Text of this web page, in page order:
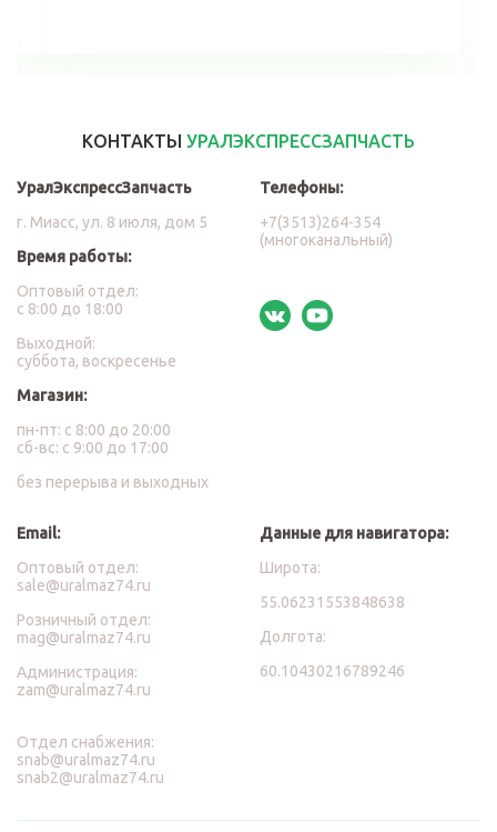
КОНТАКТЫ УРАЛЭКСПРЕССЗАПЧАСТЬ
УралЭкспрессЗапчасть
г. Миасс, ул. 8 июля, дом 5
Время работы:
Оптовый отдел:
с 8:00 до 18:00
Выходной:
суббота, воскресенье
Магазин:
пн-пт: с 8:00 до 20:00
сб-вс: с 9:00 до 17:00
без перерыва и выходных
Телефоны:
+7(3513)264-354
(многоканальный)
Email:
Оптовый отдел:
sale@uralmaz74.ru
Розничный отдел:
mag@uralmaz74.ru
Администрация:
zam@uralmaz74.ru
Отдел снабжения:
snab@uralmaz74.ru
snab2@uralmaz74.ru
Данные для навигатора:
Широта:
55.06231553848638
Долгота:
60.10430216789246